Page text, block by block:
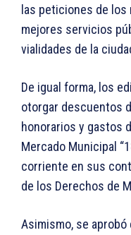
las peticiones de los
mejores servicios
vialidades de la
De igual forma, los
otorgar descuentos
honorarios y gastos
Mercado Municipal
corriente en sus
de los Derechos de
Asimismo, se